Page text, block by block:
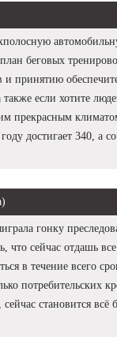
беговых
и принятию
если хотите
прекрасным
достигает 340, а
гонку
что сейчас отдашь
в течение всего
потребительских
сейчас становится